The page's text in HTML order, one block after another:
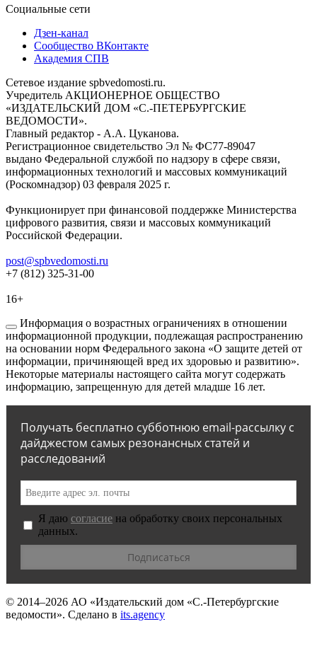
Социальные сети
Дзен-канал
Сообщество ВКонтакте
Академия СПВ
Сетевое издание spbvedomosti.ru.
Учредитель АКЦИОНЕРНОЕ ОБЩЕСТВО
«ИЗДАТЕЛЬСКИЙ ДОМ «С.-ПЕТЕРБУРГСКИЕ
ВЕДОМОСТИ».
Главный редактор - А.А. Цуканова.
Регистрационное свидетельство Эл № ФС77-89047
выдано Федеральной службой по надзору в сфере связи,
информационных технологий и массовых коммуникаций
(Роскомнадзор) 03 февраля 2025 г.
Функционирует при финансовой поддержке Министерства
цифрового развития, связи и массовых коммуникаций
Российской Федерации.
post@spbvedomosti.ru
+7 (812) 325-31-00
16+
Информация о возрастных ограничениях в отношении
информационной продукции, подлежащая распространению
на основании норм Федерального закона «О защите детей от
информации, причиняющей вред их здоровью и развитию».
Некоторые материалы настоящего сайта могут содержать
информацию, запрещенную для детей младше 16 лет.
Получать бесплатно субботнюю email-рассылку с
дайджестом самых резонансных статей и
расследований
Я даю согласие на обработку своих персональных
данных.
© 2014–2026 АО «Издательский дом «С.-Петербургские
ведомости». Сделано в its.agency